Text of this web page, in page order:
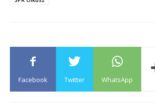
Facebook Twitter WhatsApp